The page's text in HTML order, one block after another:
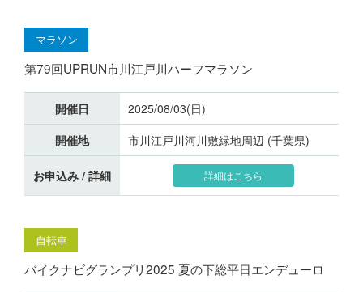
マラソン
第79回UPRUN市川江戸川ハーフマラソン
開催日
2025/08/03(日)
開催地
市川江戸川河川敷緑地周辺 (千葉県)
お申込み / 詳細 詳細はこちら
自転車
バイクナビグランプリ2025 夏の下総平日エンデューロ